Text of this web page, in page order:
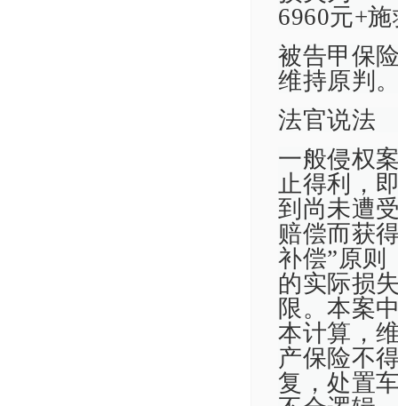
6960元+
被告甲保
维持原判
法官说法
一般侵权
止得利，
到尚未遭
赔偿而获
补偿”原则
的实际损
限。本案
本计算，
产保险不
复，处置